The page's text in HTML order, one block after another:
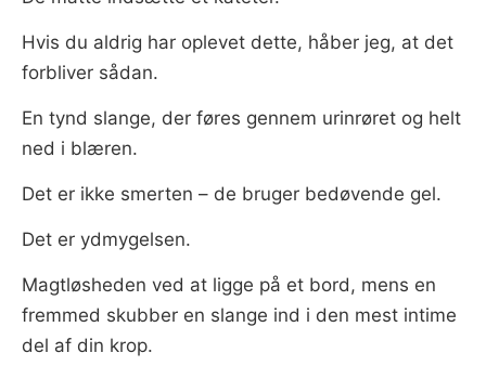
Hvis du aldrig har oplevet dette, håber jeg, at det
forbliver sådan.
En tynd slange, der føres gennem urinrøret og helt
ned i blæren.
Det er ikke smerten – de bruger bedøvende gel.
Det er ydmygelsen.
Magtløsheden ved at ligge på et bord, mens en
fremmed skubber en slange ind i den mest intime
del af din krop.